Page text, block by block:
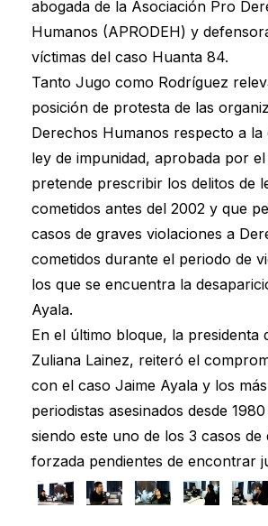
abogada de la Asociación Pro
Humanos (APRODEH) y
víctimas del caso Huanta 84.
Tanto Jugo como Rodríguez
posición de protesta de las
Derechos Humanos respecto a la
ley de impunidad, aprobada por
pretende prescribir los delitos de
cometidos antes del 2002 y que
casos de graves violaciones a
cometidos durante el periodo de
los que se encuentra la
Ayala.
En el último bloque, la presidenta
Zuliana Lainez, reiteró el
con el caso Jaime Ayala y los
periodistas asesinados desde
siendo este uno de los 3 casos de
forzada pendientes de encontrar